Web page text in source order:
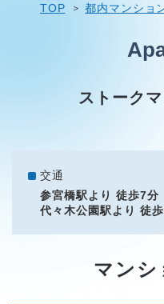
TOP 都内マンショ
ストーク
交通
参宮橋駅より 徒歩7分
代々木公園駅より 徒
マンシ